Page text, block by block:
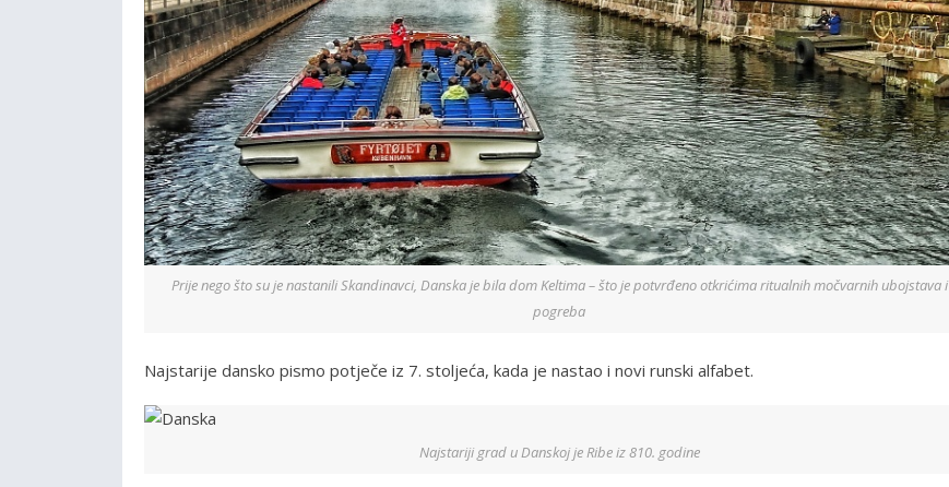
Prije nego što su je nastanili Skandinavci, Danska je bila dom Keltima – što je potvrđeno otkrićima ritualnih močvarnih ubojstava i
pogreba
Najstarije dansko pismo potječe iz 7. stoljeća, kada je nastao i novi runski alfabet.
Najstariji grad u Danskoj je Ribe iz 810. godine